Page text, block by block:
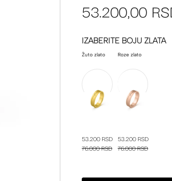
53.200,00
IZABERITE BOJU ZLATA
Žuto zlato
53.200 RSD
76.000 RSD
Roze zlato
53.200 RSD
76.000 RSD